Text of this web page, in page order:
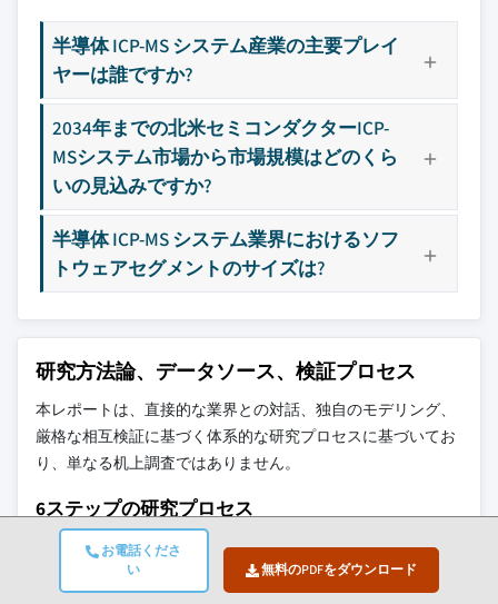
お電話くださ
い
無料のPDFをダウンロード
半導体 ICP-MS システム産業の主要プレイ
ヤーは誰ですか?
2034年までの北米セミコンダクターICP-
MSシステム市場から市場規模はどのくら
いの見込みですか?
半導体 ICP-MS システム業界におけるソフ
トウェアセグメントのサイズは?
研究方法論、データソース、検証プロセス
本レポートは、直接的な業界との対話、独自のモデリング、
厳格な相互検証に基づく体系的な研究プロセスに基づいてお
り、単なる机上調査ではありません。
6ステップの研究プロセス
1. 研究設計とアナリストの監督